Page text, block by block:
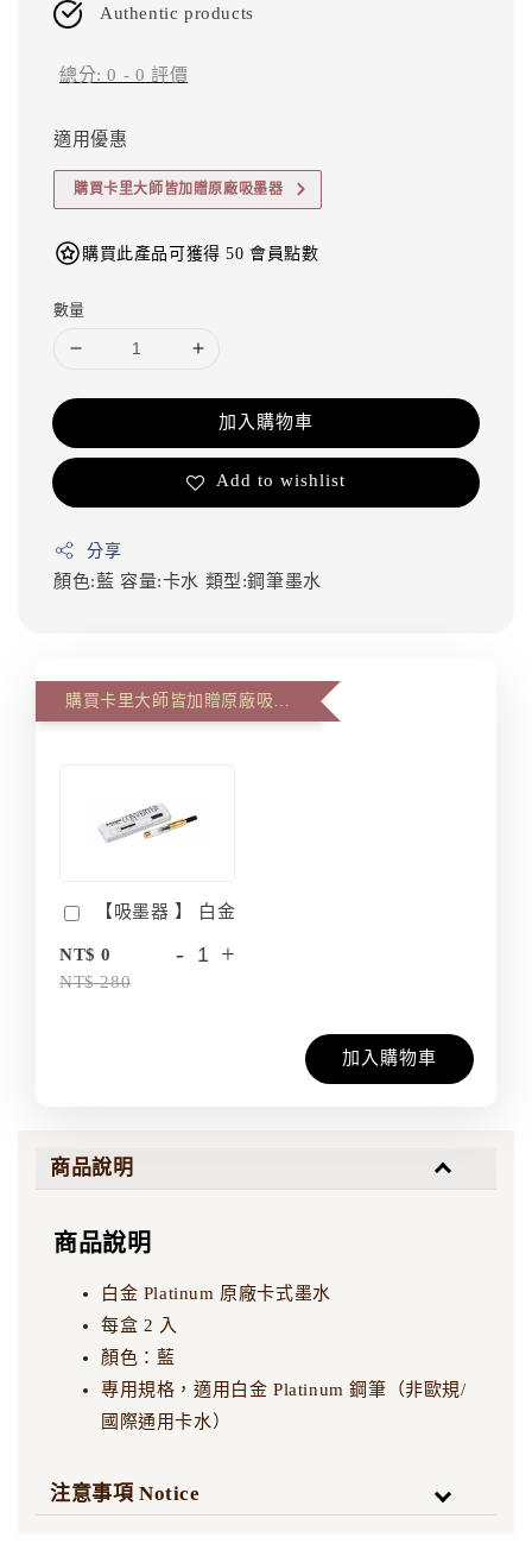
Authentic products
總分:0 - 0 評價
適用優惠
購買卡里大師皆加贈原廠吸墨器
購買此產品可獲得 50 會員點數
數量
加入購物車
Add to wishlist
分享
顏色:藍 容量:卡水 類型:鋼筆墨水
【吸墨器 】 白金
NT$ 0
NT$ 280
- +
加入購物車
商品說明
商品說明
白金 Platinum 原廠卡式墨水
每盒 2 入
顏色：藍
專用規格，適用白金 Platinum 鋼筆（非歐規/
國際通用卡水）
注意事項 Notice